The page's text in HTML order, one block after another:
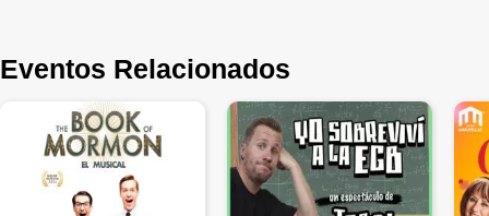
Eventos Relacionados